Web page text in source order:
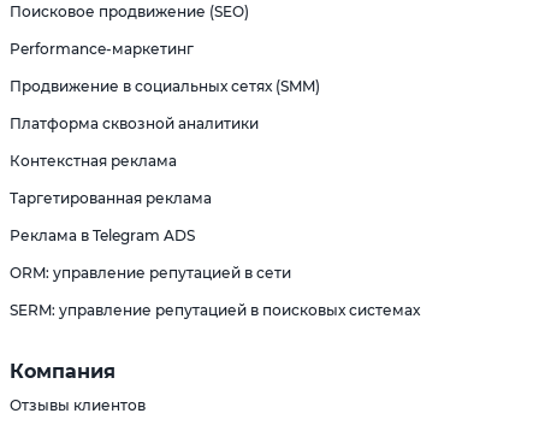
Поисковое продвижение (SEO)
Performance-маркетинг
Продвижение в социальных сетях (SMM)
Платформа сквозной аналитики
Контекстная реклама
Таргетированная реклама
Реклама в Telegram ADS
ORM: управление репутацией в сети
SERM: управление репутацией в поисковых системах
Компания
Отзывы клиентов